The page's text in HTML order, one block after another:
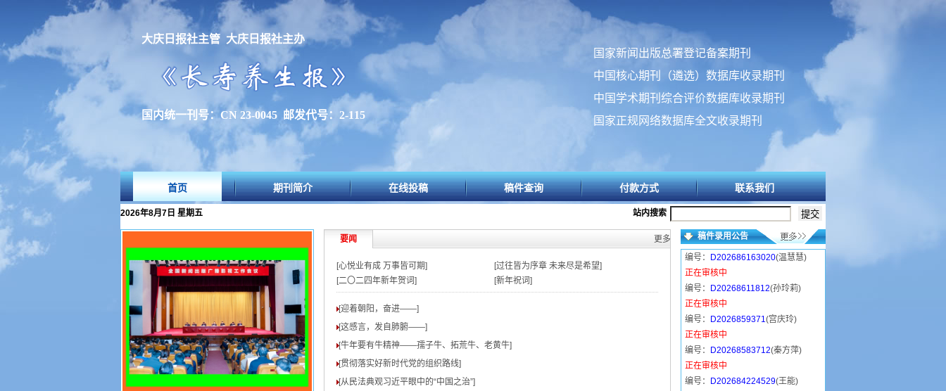
大庆日报社主管 大庆日报社主办
国内统一刊号：CN 23-0045 邮发代号：2-115
国家新闻出版总署登记备案期刊
中国核心期刊（遴选）数据库收录期刊
中国学术期刊综合评价数据库收录期刊
国家正规网络数据库全文收录期刊
首页 期刊简介 在线投稿 稿件查询 付款方式 联系我们
2026年8月7日 星期五 站内搜索
要闻 更多>>
[心悦业有成 万事皆可期]
[过往皆为序章 未来尽是希望]
[二〇二四年新年贺词]
[新年祝词]
[迎着朝阳，奋进——]
[这感言，发自肺腑——]
[牛年要有牛精神——孺子牛、拓荒牛、老黄牛]
[贯彻落实好新时代党的组织路线]
[从民法典观习近平眼中的“中国之治”]
稿件录用公告
编号： D202686163020(温慧慧)
正在审核中
编号：
D20268611812(孙玲莉)
正在审核中
编号：
D2026859371(宫庆玲)
正在审核中
编号：
D20268583712(秦方萍)
正在审核中
编号：
D202684224529(王能)